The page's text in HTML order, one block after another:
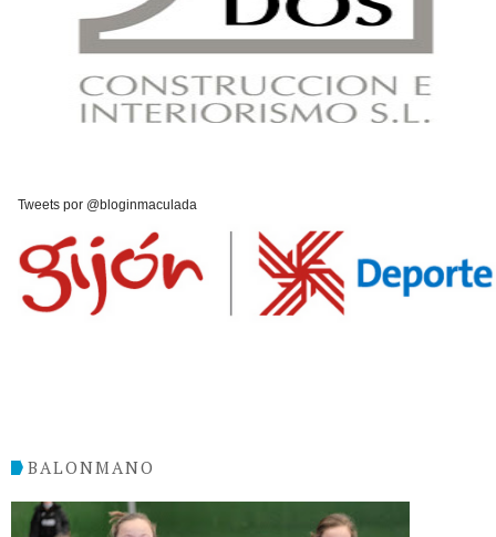
Tweets por @bloginmaculada
BALONMANO